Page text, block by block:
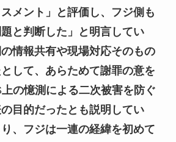
メント」と評価し、フジ側も
題と判断した」と明言してい
情報共有や現場対応そのもの
して、あらためて謝罪の意を
上の憶測による二次被害を防ぐ
目的だったとも説明してい
、フジは一連の経緯を初めて